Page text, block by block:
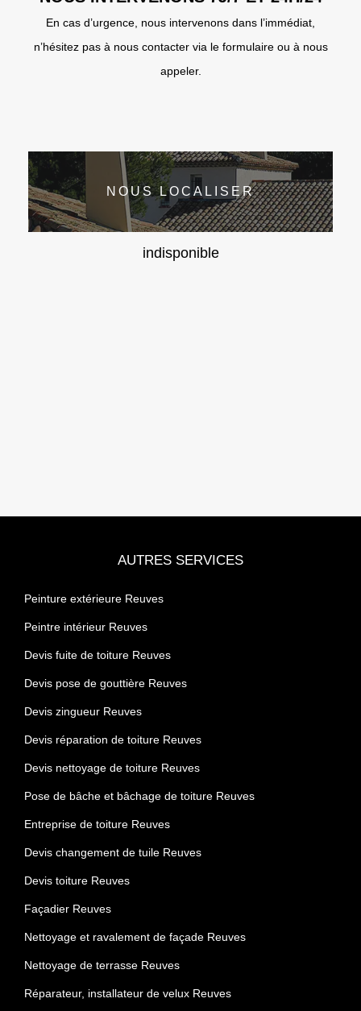
En cas d’urgence, nous intervenons dans l’immédiat,
n’hésitez pas à nous contacter via le formulaire ou à nous
appeler.
NOUS LOCALISER
indisponible
AUTRES SERVICES
Peinture extérieure Reuves
Peintre intérieur Reuves
Devis fuite de toiture Reuves
Devis pose de gouttière Reuves
Devis zingueur Reuves
Devis réparation de toiture Reuves
Devis nettoyage de toiture Reuves
Pose de bâche et bâchage de toiture Reuves
Entreprise de toiture Reuves
Devis changement de tuile Reuves
Devis toiture Reuves
Façadier Reuves
Nettoyage et ravalement de façade Reuves
Nettoyage de terrasse Reuves
Réparateur, installateur de velux Reuves